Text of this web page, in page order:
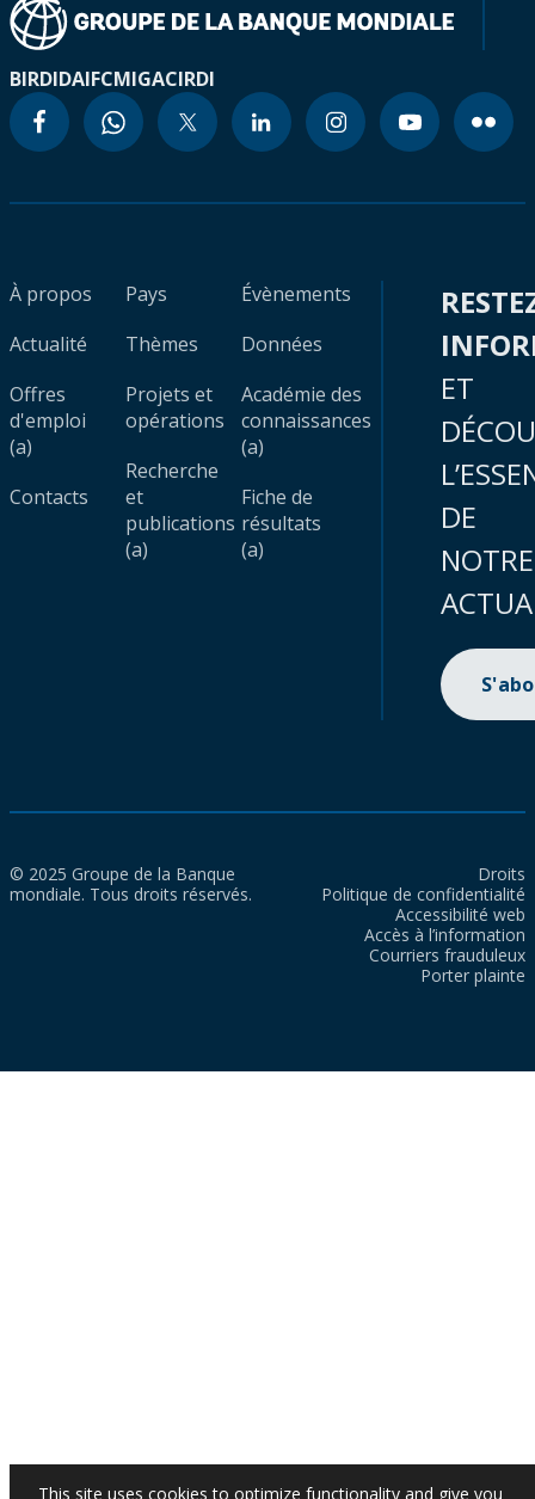
BIRDIDAIFCMIGACIRDI
À propos
Actualité
Offres
d'emploi
(a)
Contacts
Pays
Thèmes
Projets et
opérations
Recherche
et
publications
(a)
Évènements
Données
Académie des
connaissances
(a)
Fiche de
résultats
(a)
ET
DE
NOTRE
© 2025 Groupe de la Banque
mondiale. Tous droits réservés.
Droits
Politique de confidentialité
Accessibilité web
Accès à l’information
Courriers frauduleux
Porter plainte
This site uses cookies to optimize functionality and give you